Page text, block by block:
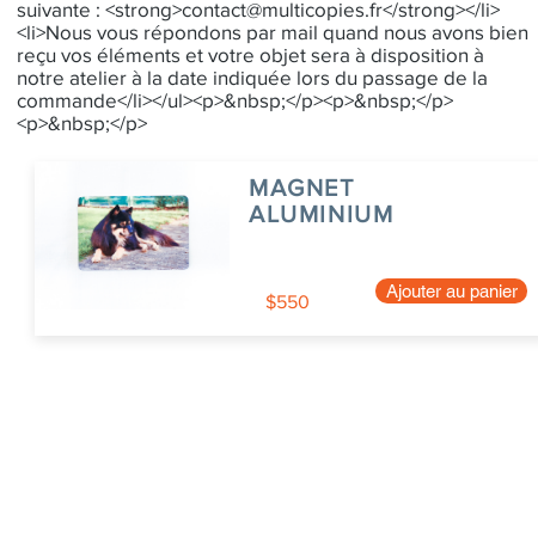
suivante : <strong>contact@multicopies.fr</strong></li>
<li>Nous vous répondons par mail quand nous avons bien
reçu vos éléments et votre objet sera à disposition à
notre atelier à la date indiquée lors du passage de la
commande</li></ul><p>&nbsp;</p><p>&nbsp;</p>
<p>&nbsp;</p>
MAGNET
ALUMINIUM
$550
Ajouter au panier